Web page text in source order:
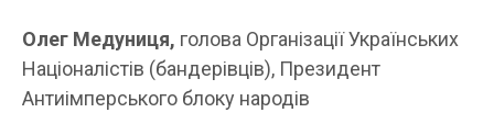
Олег Медуниця, голова Організації Українських
Націоналістів (бандерівців), Президент
Антиімперського блоку народів